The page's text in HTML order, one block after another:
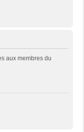
aux membres du